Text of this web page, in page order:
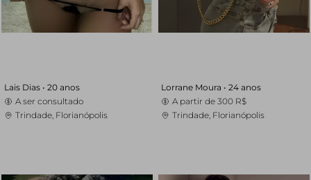
Lais Dias • 20 anos
A ser consultado
Trindade, Florianópolis
Lorrane Moura • 24 anos
A partir de 300 R$
Trindade, Florianópolis